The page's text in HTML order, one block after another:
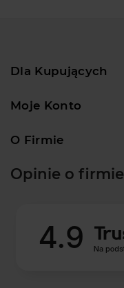
Dla Kupujących
Moje Konto
O Firmie
Opinie o firmie